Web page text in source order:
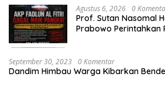
Agustus 6, 2026 0
Prof. Sutan Nasomal
Prabowo Perintahkan
September 30, 2023 0 Komentar
Dandim Himbau Warga Kibarkan